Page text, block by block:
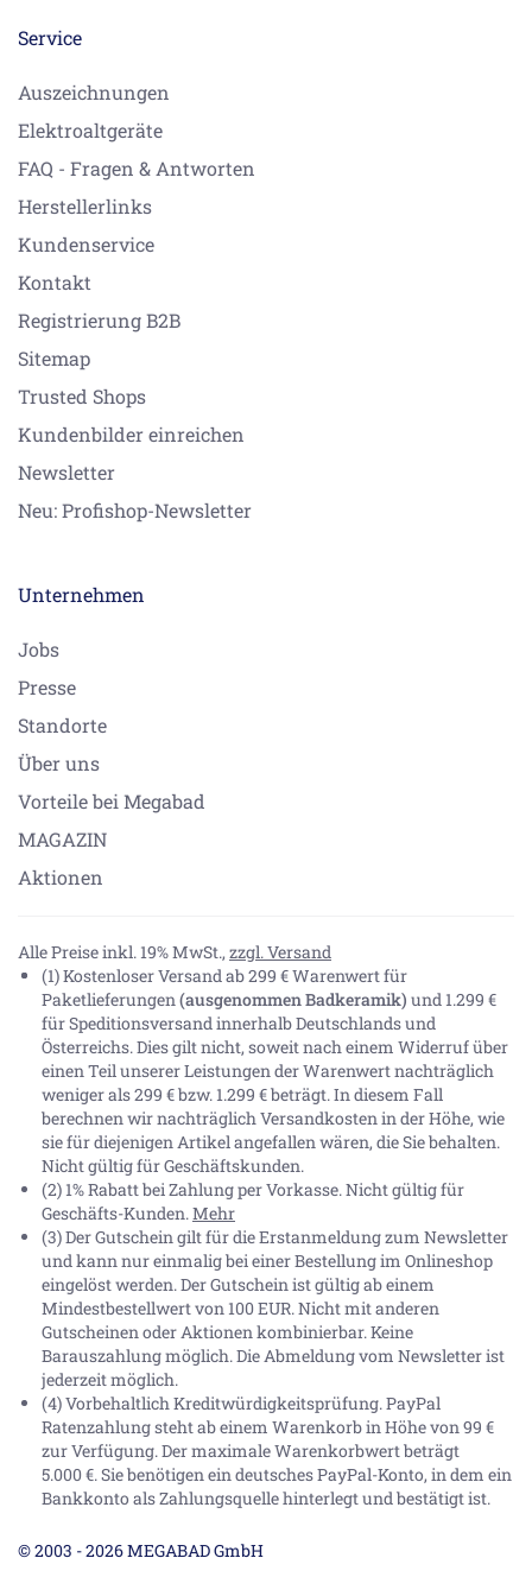
Service
Auszeichnungen
Elektroaltgeräte
FAQ - Fragen & Antworten
Herstellerlinks
Kundenservice
Kontakt
Registrierung B2B
Sitemap
Trusted Shops
Kundenbilder einreichen
Newsletter
Neu: Profishop-Newsletter
Unternehmen
Jobs
Presse
Standorte
Über uns
Vorteile bei Megabad
MAGAZIN
Aktionen
Alle Preise inkl. 19% MwSt., zzgl. Versand
(1) Kostenloser Versand ab 299 € Warenwert für
Paketlieferungen(ausgenommen Badkeramik) und 1.299 €
für Speditionsversand innerhalb Deutschlands und
Österreichs. Dies gilt nicht, soweit nach einem Widerruf über
einen Teil unserer Leistungen der Warenwert nachträglich
weniger als 299 € bzw. 1.299 € beträgt. In diesem Fall
berechnen wir nachträglich Versandkosten in der Höhe, wie
sie für diejenigen Artikel angefallen wären, die Sie behalten.
Nicht gültig für Geschäftskunden.
(2) 1% Rabatt bei Zahlung per Vorkasse. Nicht gültig für
Geschäfts-Kunden.Mehr
(3) Der Gutschein gilt für die Erstanmeldung zum Newsletter
und kann nur einmalig bei einer Bestellung im Onlineshop
eingelöst werden. Der Gutschein ist gültig ab einem
Mindestbestellwert von 100 EUR. Nicht mit anderen
Gutscheinen oder Aktionen kombinierbar. Keine
Barauszahlung möglich. Die Abmeldung vom Newsletter ist
jederzeit möglich.
(4) Vorbehaltlich Kreditwürdigkeitsprüfung. PayPal
Ratenzahlung steht ab einem Warenkorb in Höhe von99 €
zur Verfügung. Der maximale Warenkorbwert beträgt
5.000 €. Sie benötigen ein deutsches PayPal-Konto, in dem ein
Bankkonto als Zahlungsquelle hinterlegt und bestätigt ist.
© 2003 - 2026 MEGABAD GmbH